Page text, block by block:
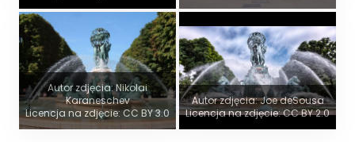
Autor zdjęcia: Nikolai
Karaneschev
Licencja na zdjęcie: CC BY 3.0
Autor zdjęcia: Joe deSousa
Licencja na zdjęcie: CC BY 2.0